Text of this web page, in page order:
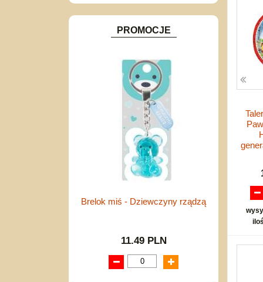
Inne
PROMOCJE
Brelok miś - Dziewczyny rządzą
11.49 PLN